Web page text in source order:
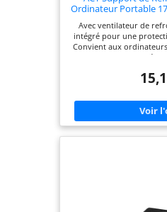
Ordinateur Portable
Silencieux pour
Avec ventilateur de
intégré pour une
Convient aux
angles de vue
ON/OFF pour activer et